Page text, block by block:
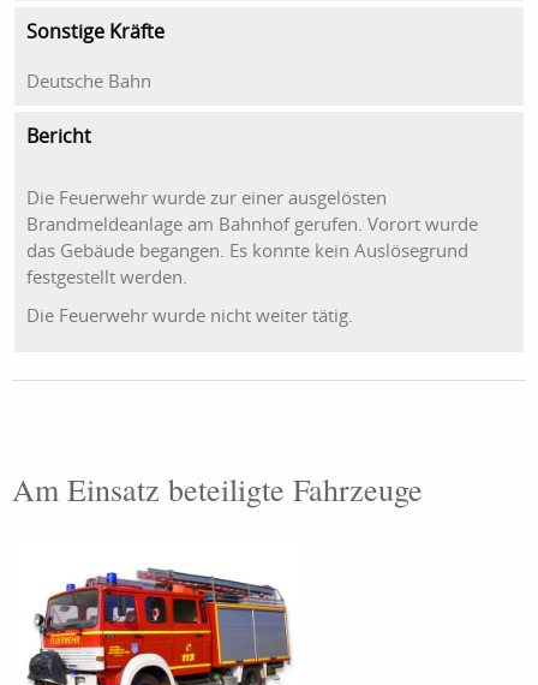
Sonstige Kräfte
Deutsche Bahn
Bericht
Die Feuerwehr wurde zur einer ausgelösten
Brandmeldeanlage am Bahnhof gerufen. Vorort wurde
das Gebäude begangen. Es konnte kein Auslösegrund
festgestellt werden.
Die Feuerwehr wurde nicht weiter tätig.
Am Einsatz beteiligte Fahrzeuge